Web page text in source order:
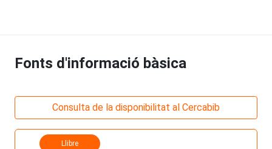
Fonts d'informació bàsica
Consulta de la disponibilitat al Cercabib
Llibre